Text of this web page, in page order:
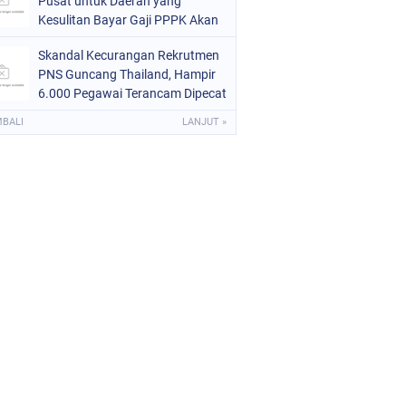
Kesulitan Bayar Gaji PPPK Akan
Skandal Kecurangan Rekrutmen
PNS Guncang Thailand, Hampir
6.000 Pegawai Terancam Dipecat
LANJUT »